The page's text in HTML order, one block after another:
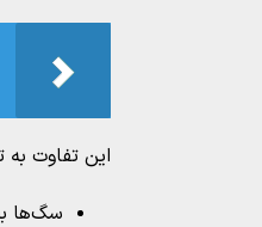
این تفاوت به
سگ‌ها